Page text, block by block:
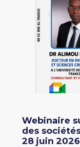
Webinaire
des
28 juin 2026